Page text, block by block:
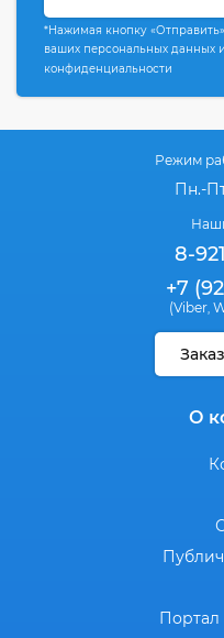
*Нажимая кнопку
ваших персональных данных
конфиденциальности
Режим
Пн.-
8-
+7
(Viber,
О
Портал